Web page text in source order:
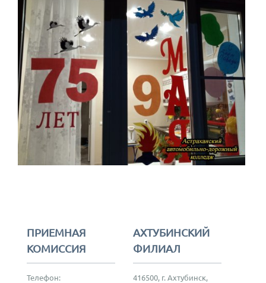
ПРИЕМНАЯ
КОМИССИЯ
Телефон:
АХТУБИНСКИЙ
ФИЛИАЛ
416500, г. Ахтубинск,